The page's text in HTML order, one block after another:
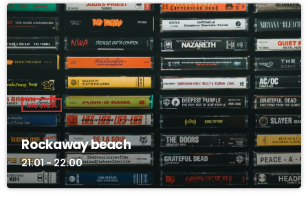
MUSICA
Rockaway beach
21:01 - 22:00